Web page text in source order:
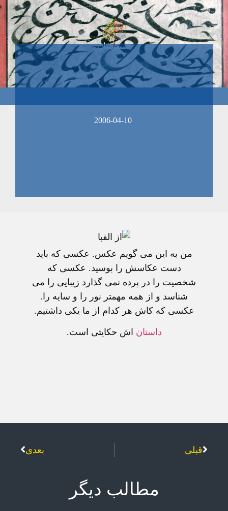
2006-04-10
من به اين می گويم عکس. عکسی که بايد
دست عکاسش را بوسيد. عکسی که
شخصيت را در پرده نمی گذارد زيبايی را می
شناسد و از همه مهمتر نور را و سايه را.
عکسی که کاش هر کدام از ما يکی داشتيم.
داستان اش حکايتی است.
قبلی بعدی
مطالب دیگر